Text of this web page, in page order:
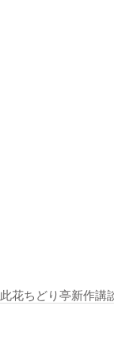
此花ちどり亭新作講